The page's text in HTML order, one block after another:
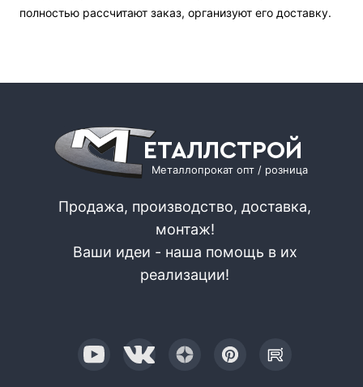
полностью рассчитают заказ, организуют его доставку.
ЕТАЛЛСТРОЙ
Металлопрокат опт / розница
Продажа, производство, доставка,
монтаж!
Ваши идеи - наша помощь в их
реализации!